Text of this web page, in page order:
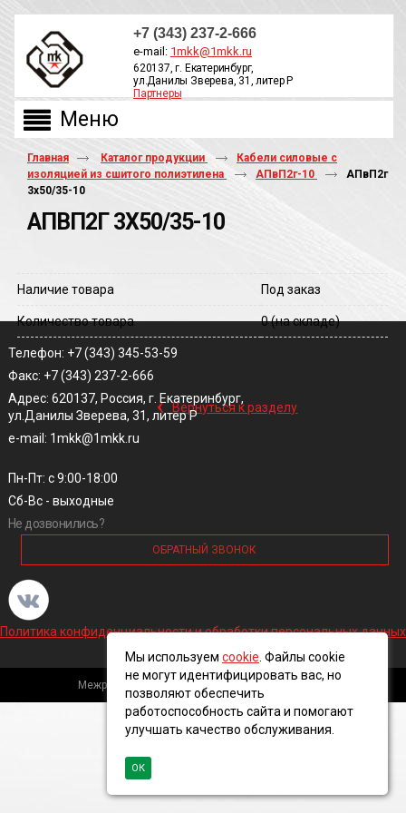
+7 (343) 237-2-666
e-mail: 1mkk@1mkk.ru
620137, г. Екатеринбург,
ул.Данилы Зверева, 31, литер Р
Партнеры
Главная Каталог продукции
Кабели силовые с
изоляцией из сшитого полиэтилена
АПвП2г-10
АПвП2г
3х50/35-10
АПВП2Г 3Х50/35-10
Наличие товара Под заказ
Количество товара 0(на складе)
‹ Вернуться к разделу
Телефон: +7 (343) 345-53-59
Факс: +7 (343) 237-2-666
Адрес: 620137, Россия, г. Екатеринбург,
ул.Данилы Зверева, 31, литер Р
e-mail: 1mkk@1mkk.ru
Пн-Пт: с 9:00-18:00
Сб-Вс - выходные
Не дозвонились?
ОБРАТНЫЙ ЗВОНОК
Политика конфиденциальности и обработки персональных данных
Межрегиональная кабельная компания, 2016 ©
Мы используем cookie . Файлы cookie
не могут идентифицировать вас, но
позволяют обеспечить
работоспособность сайта и помогают
улучшать качество обслуживания.
ОК